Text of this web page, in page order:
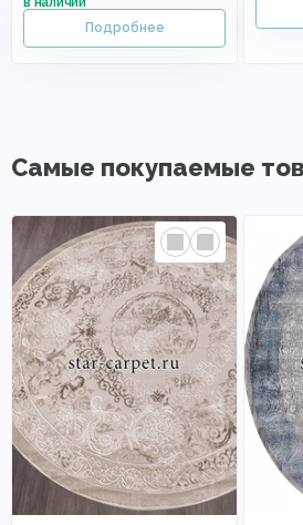
Самые покупаемые